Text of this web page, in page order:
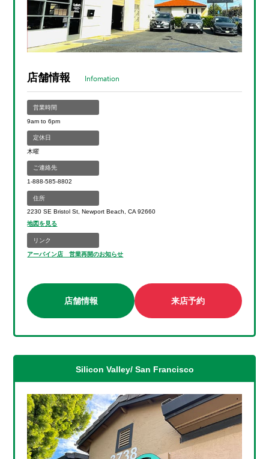
店舗情報 Infomation
営業時間
9am to 6pm
定休日
木曜
ご連絡先
1-888-585-8802
住所
2230 SE Bristol St, Newport Beach, CA 92660
地図を見る
リンク
アーバイン店 営業再開のお知らせ
店舗情報 来店予約
Silicon Valley/ San Francisco